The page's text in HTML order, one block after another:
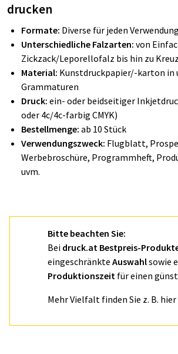
drucken
Formate: Diverse für jeden
Unterschiedliche Falzarten: von
Zickzack/Leporellofalz bis hin zu
Material: Kunstdruckpapier/-karton in
Grammaturen
Druck: ein- oder beidseitiger
oder 4c/4c-farbig CMYK)
Bestellmenge: ab 10 Stück
Verwendungszweck: Flugblatt,
Werbebroschüre, Programmheft,
uvm.
Bitte beachten Sie:
Bei druck.at Bestpreis-
eingeschränkte Auswahlsowie
Produktionszeit für einen
Mehr Vielfalt finden Sie z. B. hier